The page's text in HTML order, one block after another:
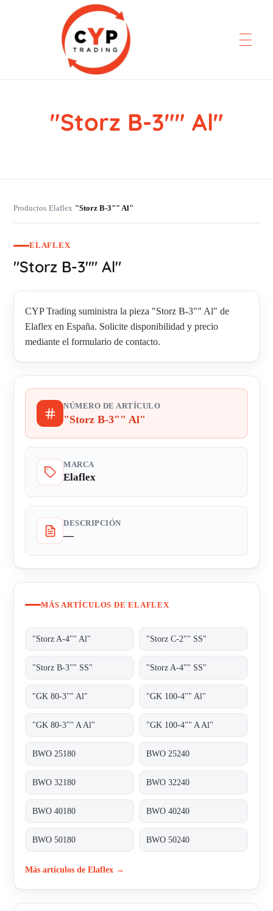
CYP Trading
Professionelle Ersatzteilbeschaffung
"Storz B-3"" Al"
Productos›Elaflex›"Storz B-3"" Al"
ELAFLEX
"Storz B-3"" Al"
CYP Trading suministra la pieza "Storz B-3"" Al" de
Elaflex en España. Solicite disponibilidad y precio
mediante el formulario de contacto.
NÚMERO DE ARTÍCULO
"Storz B-3"" Al"
MARCA
Elaflex
DESCRIPCIÓN
—
MÁS ARTÍCULOS DE ELAFLEX
"Storz A-4"" Al" "Storz C-2"" SS"
"Storz B-3"" SS" "Storz A-4"" SS"
"GK 80-3"" Al" "GK 100-4"" Al"
"GK 80-3"" A Al" "GK 100-4"" A Al"
BWO 25180 BWO 25240
BWO 32180 BWO 32240
BWO 40180 BWO 40240
BWO 50180 BWO 50240
Más artículos de Elaflex →